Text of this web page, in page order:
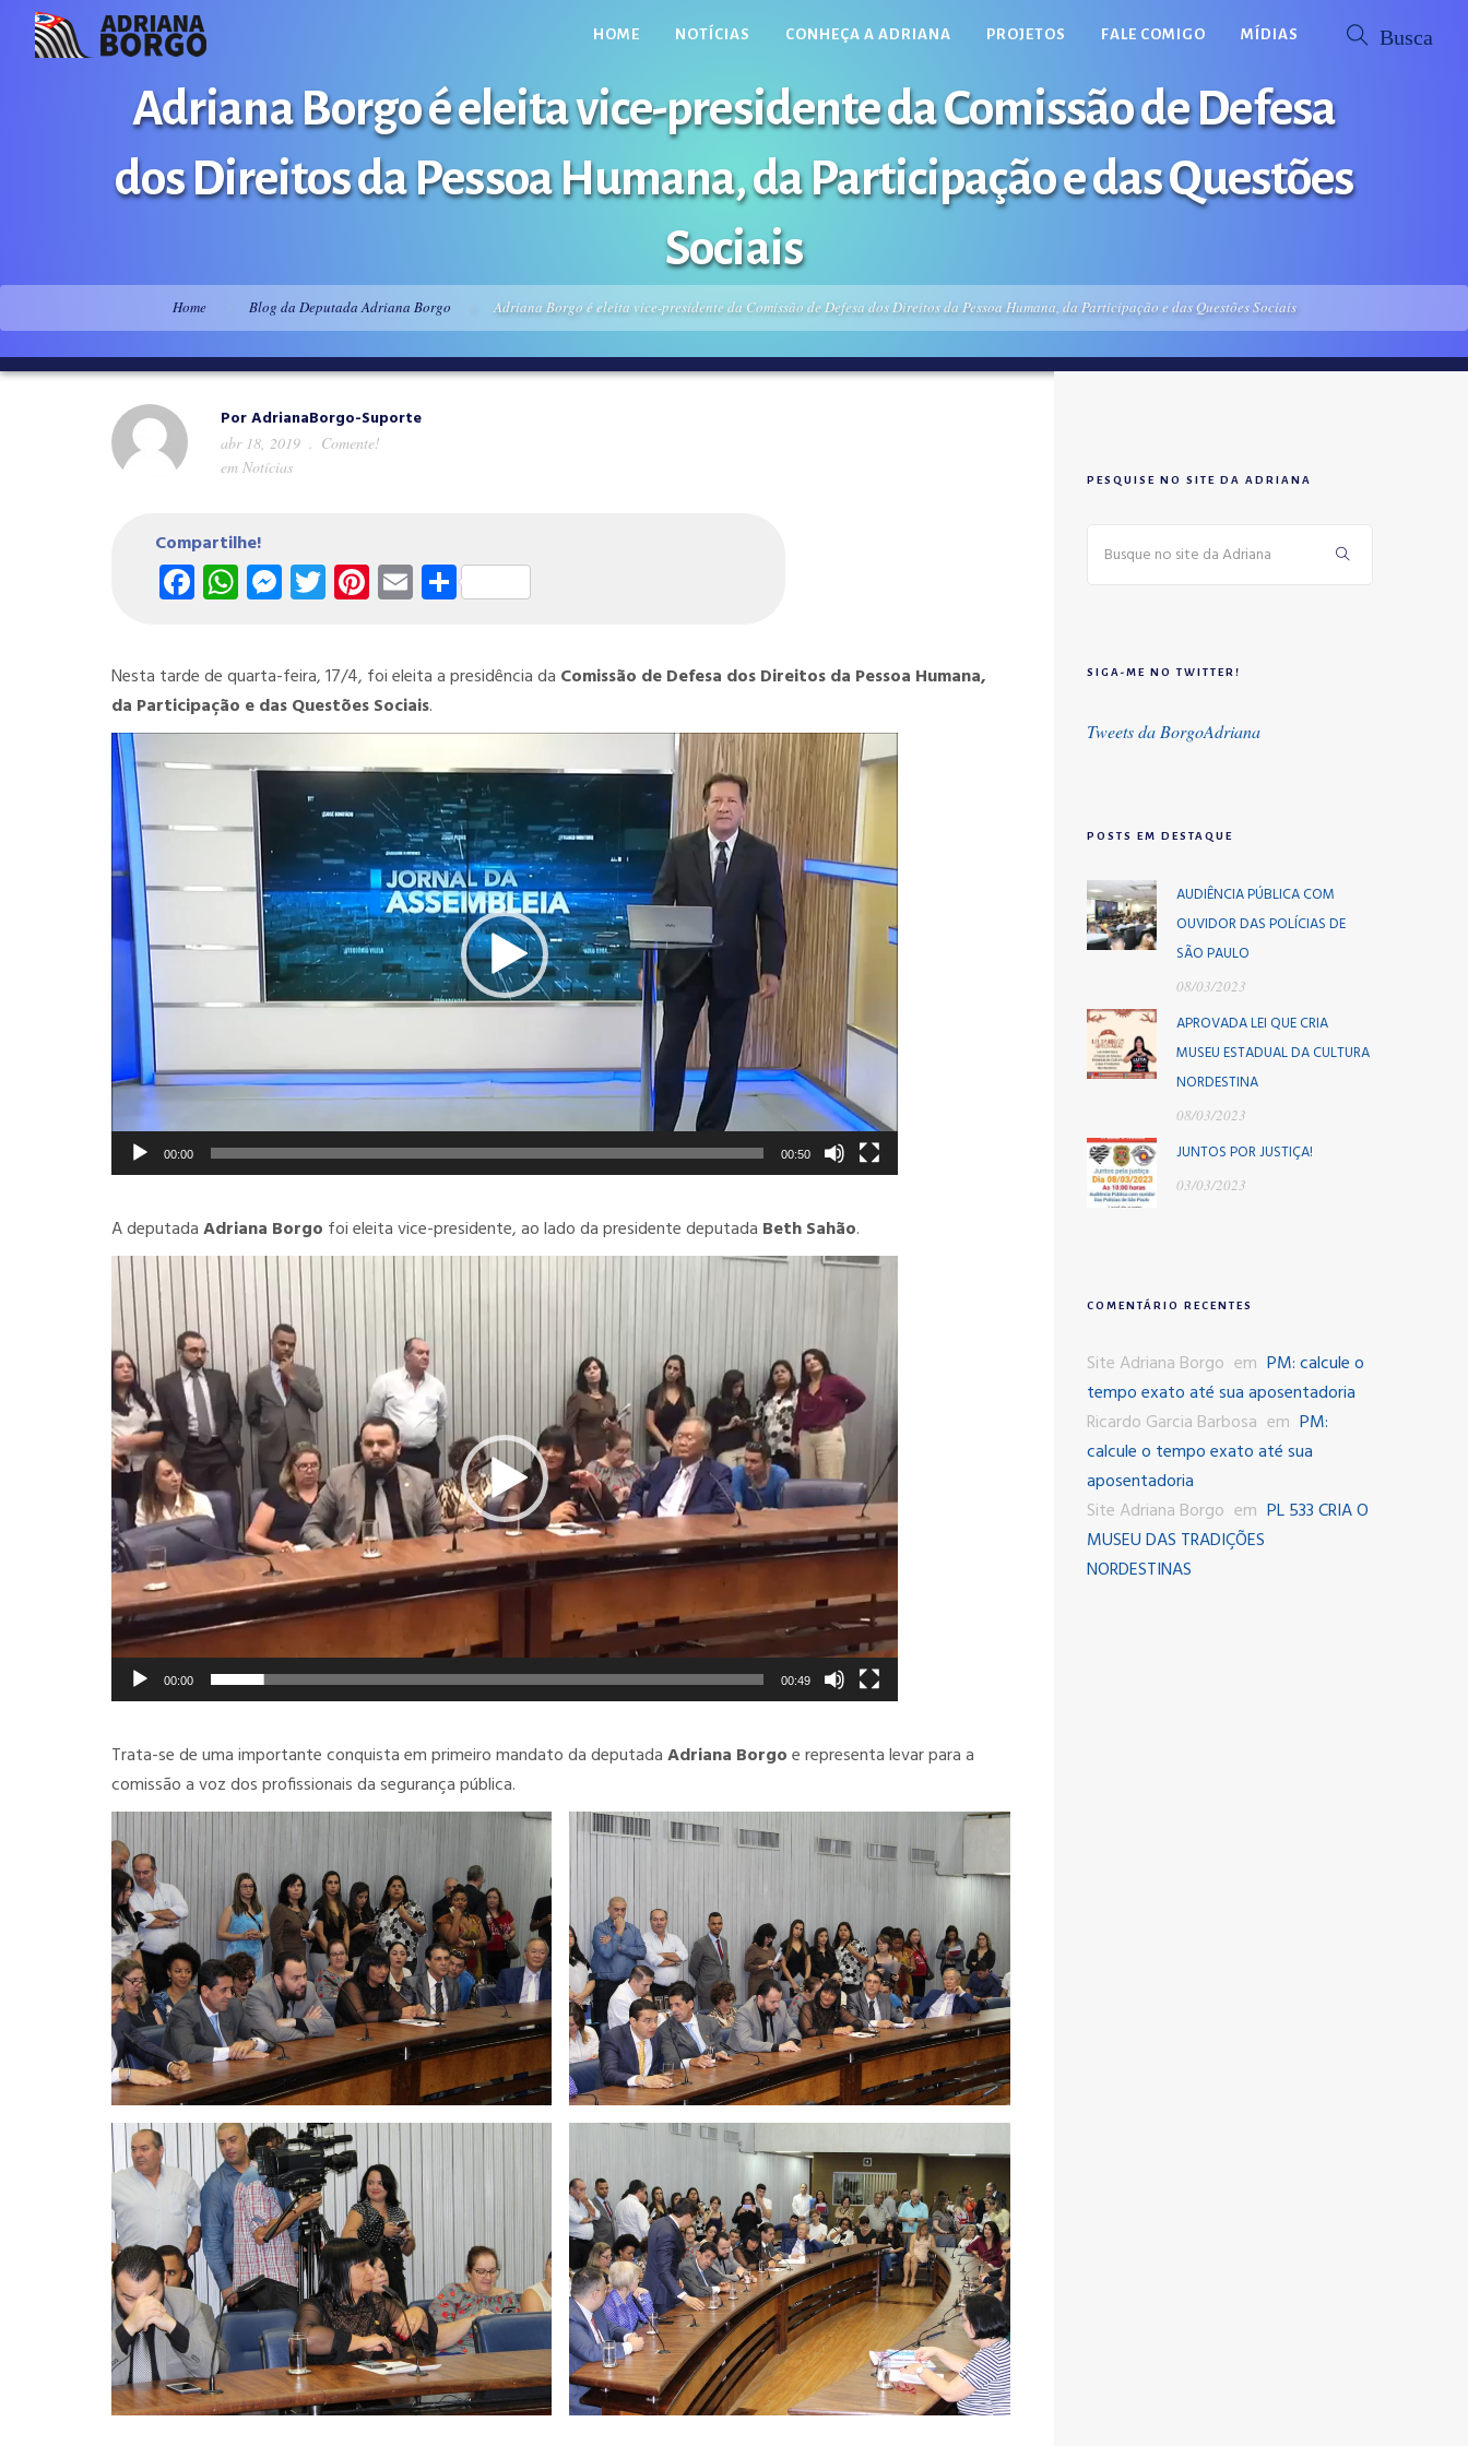
HOME NOTÍCIAS CONHEÇA A ADRIANA PROJETOS FALE COMIGO MÍDIAS
Adriana Borgo é eleita vice-presidente da Comissão de Defesa
dos Direitos da Pessoa Humana, da Participação e das Questões
Sociais
Home Blog da Deputada Adriana Borgo Adriana Borgo é eleita vice-presidente da Comissão de Defesa dos Direitos da Pessoa Humana, da Participação e das Questões Sociais
PorAdrianaBorgo-Suporte
abr 18, 2019
Comente!
em Notícias
Compartilhe!
Facebook
WhatsApp
Messenger
Twitter
Pinterest
Email
Share
Nesta tarde de quarta-feira, 17/4, foi eleita a presidência da Comissão de Defesa dos Direitos da Pessoa Humana,
da Participação e das Questões Sociais.
Tocador
de
vídeo
00:00 00:50
A deputadaAdriana Borgo foi eleita vice-presidente, ao lado da presidente deputada Beth Sahão.
Tocador
de
vídeo
00:00 00:49
Trata-se de uma importante conquista em primeiro mandato da deputadaAdriana Borgoe representa levar para a
comissão a voz dos profissionais da segurança pública.
PESQUISE NO SITE DA ADRIANA
SIGA-ME NO TWITTER!
Tweets da BorgoAdriana
POSTS EM DESTAQUE
AUDIÊNCIA PÚBLICA COM
OUVIDOR DAS POLÍCIAS DE
SÃO PAULO
08/03/2023
APROVADA LEI QUE CRIA
MUSEU ESTADUAL DA CULTURA
NORDESTINA
08/03/2023
JUNTOS POR JUSTIÇA!
03/03/2023
COMENTÁRIO RECENTES
Site Adriana Borgo em PM: calcule o
tempo exato até sua aposentadoria
Ricardo Garcia Barbosa em PM:
calcule o tempo exato até sua
aposentadoria
Site Adriana Borgo em PL 533 CRIA O
MUSEU DAS TRADIÇÕES
NORDESTINAS